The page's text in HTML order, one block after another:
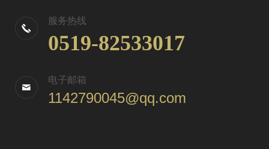
服务热线
0519-82533017
电子邮箱
1142790045@qq.com